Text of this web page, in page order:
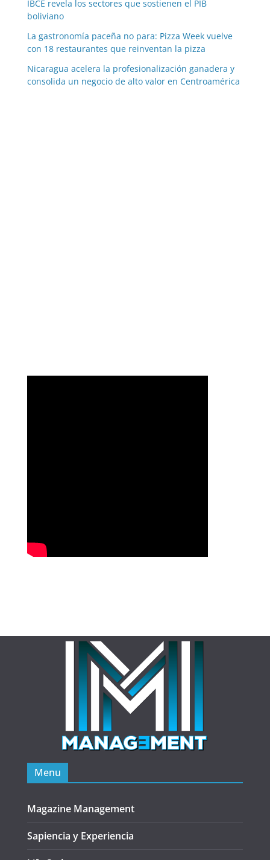
IBCE revela los sectores que sostienen el PIB
boliviano
La gastronomía paceña no para: Pizza Week vuelve
con 18 restaurantes que reinventan la pizza
Nicaragua acelera la profesionalización ganadera y
consolida un negocio de alto valor en Centroamérica
Menu
Magazine Management
Sapiencia y Experiencia